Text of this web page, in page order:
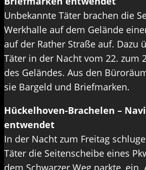
Unbekannte Täter brachen die
Werkhalle auf dem Gelände
auf der Rather Straße auf. Dazu
Täter in der Nacht vom 22. zum
des Geländes. Aus den
sie Bargeld und Briefmarken.
Hückelhoven-Brachelen –
entwendet
In der Nacht zum Freitag
Täter die Seitenscheibe eines